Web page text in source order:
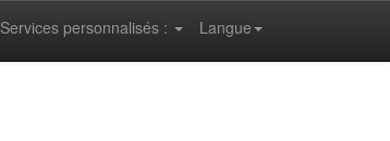
Langue
Services personnalisés :